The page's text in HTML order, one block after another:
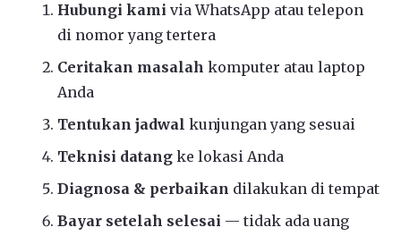
Hubungi kami via WhatsApp atau telepon
di nomor yang tertera
Ceritakan masalah komputer atau laptop
Anda
Tentukan jadwal kunjungan yang sesuai
Teknisi datang ke lokasi Anda
Diagnosa & perbaikan dilakukan di tempat
Bayar setelah selesai — tidak ada uang